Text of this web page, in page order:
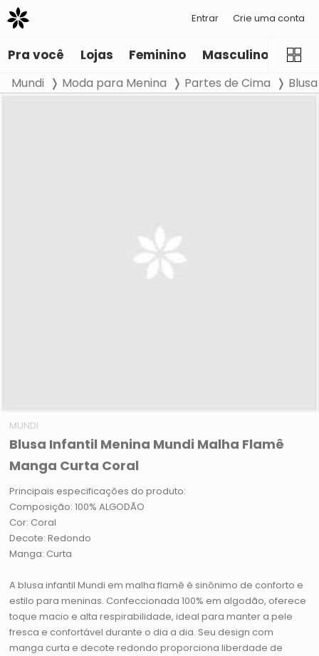
Entrar Crie uma conta
Pra você Lojas Feminino Masculino
Mundi Moda para Menina Partes de Cima Blusa
MUNDI
Blusa Infantil Menina Mundi Malha Flamê
Manga Curta Coral
Principais especificações do produto:
Composição: 100% ALGODÃO
Cor: Coral
Decote: Redondo
Manga: Curta
A blusa infantil Mundi em malha flamê é sinônimo de conforto e
estilo para meninas. Confeccionada 100% em algodão, oferece
toque macio e alta respirabilidade, ideal para manter a pele
fresca e confortável durante o dia a dia. Seu design com
manga curta e decote redondo proporciona liberdade de